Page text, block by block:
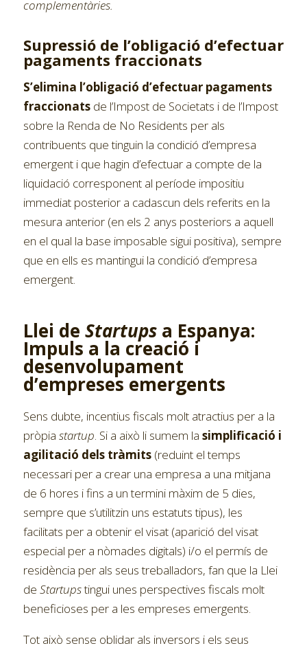
complementàries.
Supressió de l’obligació d’efectuar
pagaments fraccionats
S’elimina l’obligació d’efectuar pagaments
fraccionats de l’Impost de Societats i de l’Impost
sobre la Renda de No Residents per als
contribuents que tinguin la condició d’empresa
emergent i que hagin d’efectuar a compte de la
liquidació corresponent al període impositiu
immediat posterior a cadascun dels referits en la
mesura anterior (en els 2 anys posteriors a aquell
en el qual la base imposable sigui positiva), sempre
que en ells es mantingui la condició d’empresa
emergent.
Llei de Startupsa Espanya:
Impuls a la creació i
desenvolupament
d’empreses emergents
Sens dubte, incentius fiscals molt atractius per a la
pròpia startup. Si a això li sumem la simplificació i
agilitació dels tràmits(reduint el temps
necessari per a crear una empresa a una mitjana
de 6 hores i fins a un termini màxim de 5 dies,
sempre que s’utilitzin uns estatuts tipus), les
facilitats per a obtenir el visat (aparició del visat
especial per a nòmades digitals) i/o el permís de
residència per als seus treballadors, fan que la Llei
de Startupstingui unes perspectives fiscals molt
beneficioses per a les empreses emergents.
Tot això sense oblidar als inversors i els seus